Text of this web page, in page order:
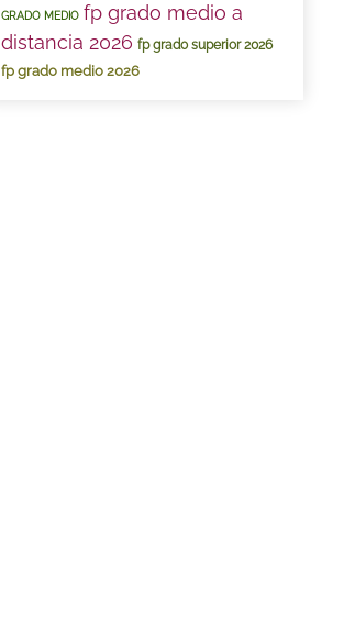
GRADO MEDIO fp grado medio a
distancia 2026 fp grado superior 2026
fp grado medio 2026